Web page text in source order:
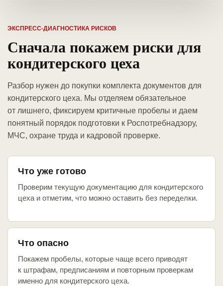
ЭКСПРЕСС-ДИАГНОСТИКА РИСКОВ
Сначала покажем риски для
кондитерского цеха
Разбор нужен до покупки комплекта документов для
кондитерского цеха. Мы отделяем обязательное
от лишнего, фиксируем критичные пробелы и даем
понятный порядок подготовки к Роспотребнадзору,
МЧС, охране труда и кадровой проверке.
Что уже готово
Проверим текущую документацию для кондитерского
цеха и отметим, что можно оставить без переделки.
Что опасно
Покажем пробелы, которые чаще всего приводят
к штрафам, предписаниям и повторным проверкам
именно для кондитерского цеха.